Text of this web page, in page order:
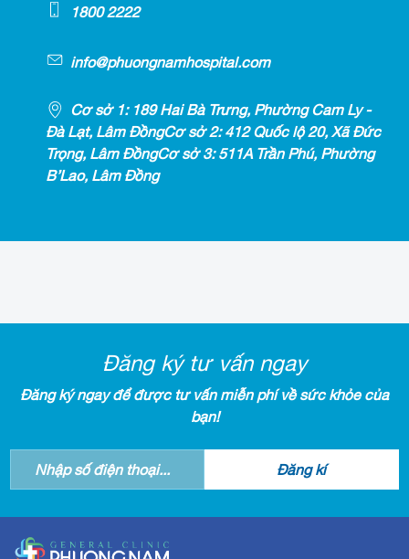
1800 2222
info@phuongnamhospital.com
Cơ sở 1: 189 Hai Bà Trưng, Phường Cam Ly -
Đà Lạt, Lâm ĐồngCơ sở 2: 412 Quốc lộ 20, Xã Đức
Trọng, Lâm ĐồngCơ sở 3: 511A Trần Phú, Phường
B’Lao, Lâm Đồng
Đăng ký tư vấn ngay
Đăng ký ngay để được tư vấn miễn phí về sức khỏe của
bạn!